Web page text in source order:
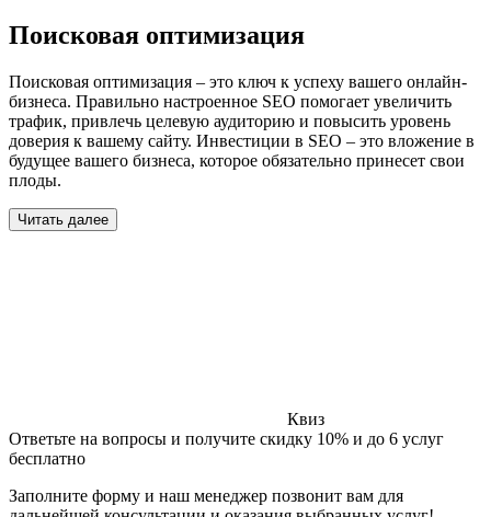
Поисковая оптимизация
Поисковая оптимизация – это ключ к успеху вашего онлайн-
бизнеса. Правильно настроенное SEO помогает увеличить
трафик, привлечь целевую аудиторию и повысить уровень
доверия к вашему сайту. Инвестиции в SEO – это вложение в
будущее вашего бизнеса, которое обязательно принесет свои
плоды.
Читать далее
Квиз
Ответьте на вопросы и получите скидку 10% и до 6 услуг
бесплатно
Заполните форму и наш менеджер позвонит вам для